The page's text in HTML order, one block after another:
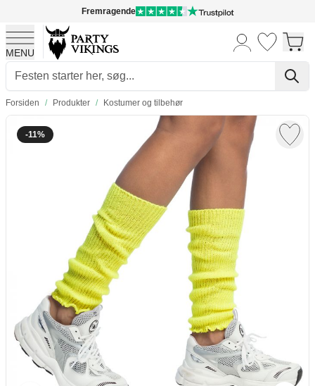
Fremragende
MENU
Skip to Content
Forsiden / Produkter / Kostumer og tilbehør
-11%